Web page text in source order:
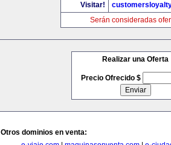
Visitar!
Serán consideradas
Realizar una Oferta
Precio Ofrecido $
Otros dominios en venta: